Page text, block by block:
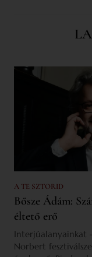
A TE SZTORID
Bősze Ádám:
éltető erő
Interjúalanyainkat
Norbert